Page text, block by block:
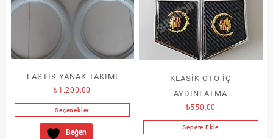
LASTİK YANAK TAKIMI
₺1.200,00
Seçenekler
Bu
Beğen
KLASİK OTO İÇ
AYDINLATMA
₺550,00
Sepete Ekle